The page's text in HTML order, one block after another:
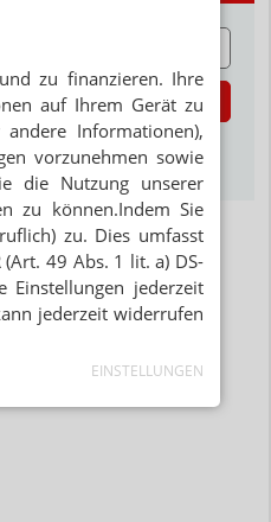
zu finanzieren. Ihre
auf Ihrem Gerät zu
Informationen),
vorzunehmen sowie
die Nutzung unserer
zu können.Indem Sie
zu. Dies umfasst
49 Abs. 1 lit. a) DS-
Einstellungen jederzeit
jederzeit widerrufen
EINSTELLUNGEN
Jetzt abonnieren
zum Newsletter &
Datenschutz